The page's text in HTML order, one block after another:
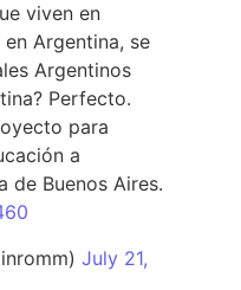
viven en
Argentina, se
Argentinos
Perfecto.
para
a
de Buenos Aires.
July 21,